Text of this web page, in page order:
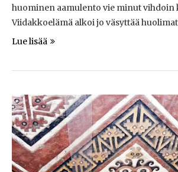
huominen aamulento vie minut vihdoin
Viidakkoelämä alkoi jo väsyttää
Lue lisää